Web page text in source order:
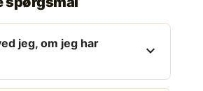
jeg, om jeg har
expand_more